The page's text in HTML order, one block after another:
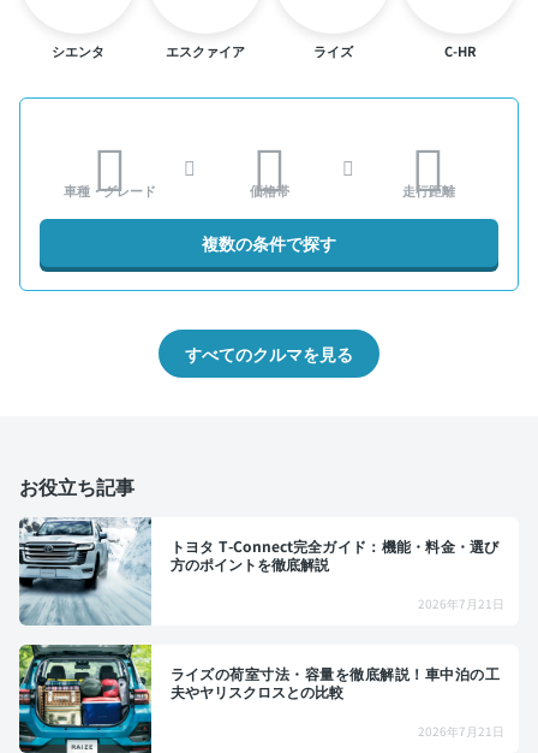
シエンタ エスクァイア ライズ C-HR
車種・グレード 価格帯 走行距離
複数の条件で探す
すべてのクルマを見る
お役立ち記事
トヨタ T-Connect完全ガイド：機能・料金・選び
方のポイントを徹底解説
2026年7月21日
ライズの荷室寸法・容量を徹底解説！車中泊の工
夫やヤリスクロスとの比較
2026年7月21日